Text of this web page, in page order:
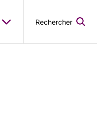
Rechercher